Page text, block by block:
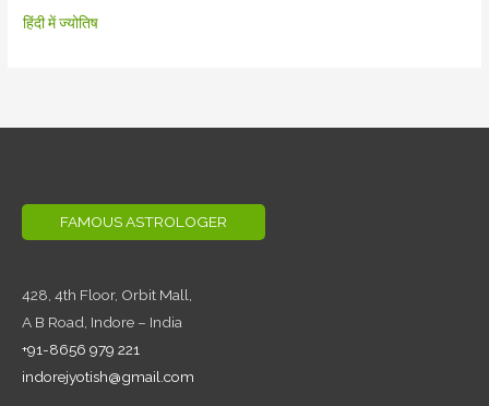
हिंदी में ज्योतिष
FAMOUS ASTROLOGER
428, 4th Floor, Orbit Mall,
A B Road, Indore – India
+91-8656 979 221
indorejyotish@gmail.com